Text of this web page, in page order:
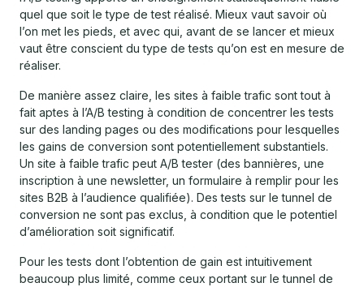
quel que soit le type de test réalisé. Mieux vaut savoir où
l’on met les pieds, et avec qui, avant de se lancer et mieux
vaut être conscient du type de tests qu’on est en mesure de
réaliser.
De manière assez claire, les sites à faible trafic sont tout à
fait aptes à l’A/B testing à condition de concentrer les tests
sur des landing pages ou des modifications pour lesquelles
les gains de conversion sont potentiellement substantiels.
Un site à faible trafic peut A/B tester (des bannières, une
inscription à une newsletter, un formulaire à remplir pour les
sites B2B à l’audience qualifiée). Des tests sur le tunnel de
conversion ne sont pas exclus, à condition que le potentiel
d’amélioration soit significatif.
Pour les tests dont l’obtention de gain est intuitivement
beaucoup plus limité, comme ceux portant sur le tunnel de